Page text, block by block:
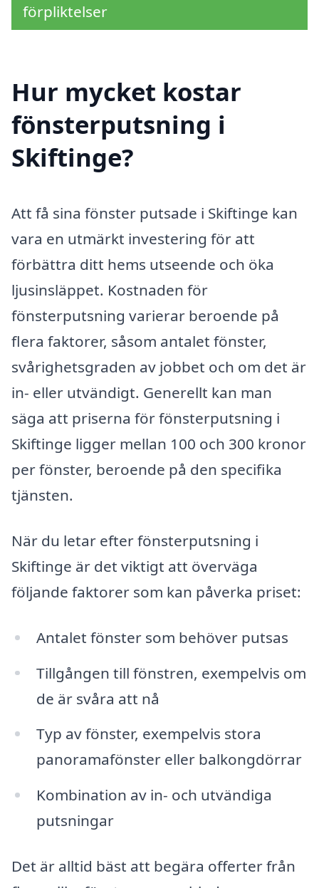
förpliktelser
Hur mycket kostar
fönsterputsning i
Skiftinge?
Att få sina fönster putsade i Skiftinge kan
vara en utmärkt investering för att
förbättra ditt hems utseende och öka
ljusinsläppet. Kostnaden för
fönsterputsning varierar beroende på
flera faktorer, såsom antalet fönster,
svårighetsgraden av jobbet och om det är
in- eller utvändigt. Generellt kan man
säga att priserna för fönsterputsning i
Skiftinge ligger mellan 100 och 300 kronor
per fönster, beroende på den specifika
tjänsten.
När du letar efter fönsterputsning i
Skiftinge är det viktigt att överväga
följande faktorer som kan påverka priset:
Antalet fönster som behöver putsas
Tillgången till fönstren, exempelvis om
de är svåra att nå
Typ av fönster, exempelvis stora
panoramafönster eller balkongdörrar
Kombination av in- och utvändiga
putsningar
Det är alltid bäst att begära offerter från